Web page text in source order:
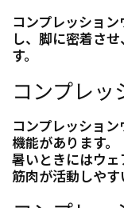
コンプレッショ
し、脚に密着さ
す。
コンプレ
コンプレッショ
機能があります。
暑いときにはウェ
筋肉が活動しやす